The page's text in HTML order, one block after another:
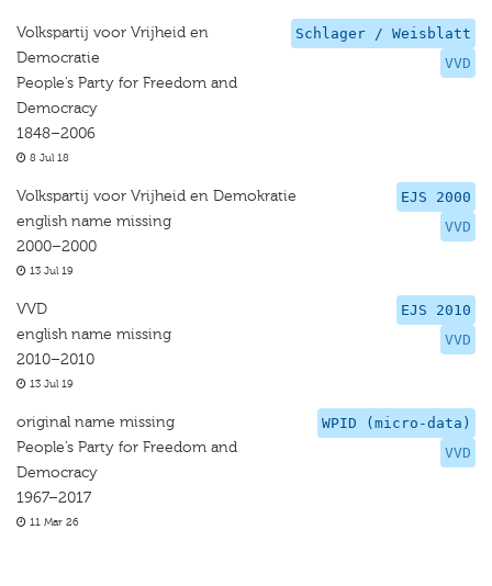
Schlager / Weisblatt
VVD
Volkspartij voor Vrijheid en
Democratie
People’s Party for Freedom and
Democracy
1848–2006
8 Jul 18
EJS 2000
VVD
Volkspartij voor Vrijheid en Demokratie
english name missing
2000–2000
13 Jul 19
EJS 2010
VVD
VVD
english name missing
2010–2010
13 Jul 19
WPID (micro-data)
VVD
original name missing
People’s Party for Freedom and
Democracy
1967–2017
11 Mar 26